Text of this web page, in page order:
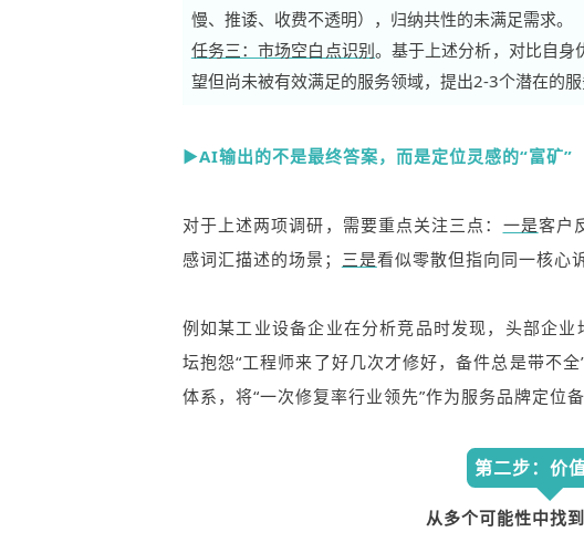
慢、推诿、收费不透明），归纳共性的未满足需求。
任务三：市场空白点识别。基于上述分析，对比自身
望但尚未被有效满足的服务领域，提出2-3个潜在的
▶AI输出的不是最终答案，而是定位灵感的“富矿”
对于上述两项调研，需要重点关注三点： 一是客户
感词汇描述的场景； 三是看似零散但指向同一核心
例如某工业设备企业在分析竞品时发现，头部企
坛抱怨“工程师来了好几次才修好，备件总是带不
体系，将“一次修复率行业领先”作为服务品牌定位备
第二步：价
从多个可能性中找